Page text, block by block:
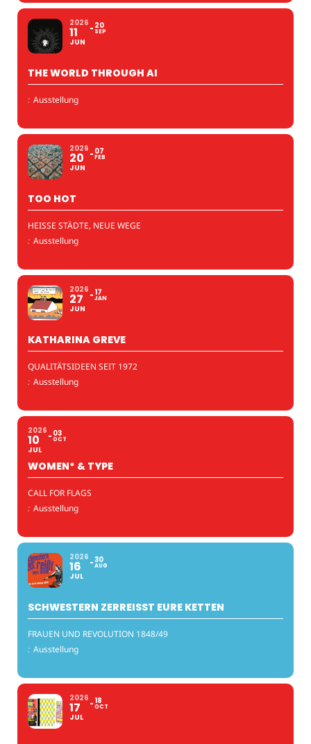
2026
11
JUN
20
SEP
THE WORLD THROUGH AI
: Ausstellung
2026
20
JUN
07
FEB
TOO HOT
HEISSE STÄDTE, NEUE WEGE
: Ausstellung
2026
27
JUN
17
JAN
KATHARINA GREVE
QUALITÄTSIDEEN SEIT 1972
: Ausstellung
2026
10
JUL
03
OCT
WOMEN* & TYPE
CALL FOR FLAGS
: Ausstellung
2026
16
JUL
30
AUG
SCHWESTERN ZERREISST EURE KETTEN
FRAUEN UND REVOLUTION 1848/49
: Ausstellung
2026
17
JUL
18
OCT